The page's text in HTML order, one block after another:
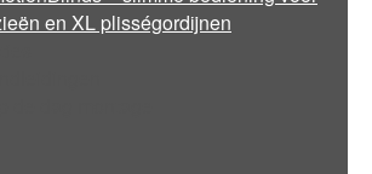
en XL plisségordijnen